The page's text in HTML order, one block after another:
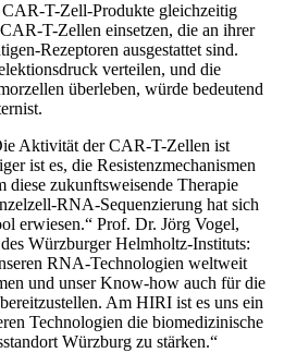
T-Zell-Produkte gleichzeitig
T-Zellen einsetzen, die an ihrer
Rezeptoren ausgestattet sind.
verteilen, und die
überleben, würde bedeutend
Aktivität der CAR-T-Zellen ist
ist es, die Resistenzmechanismen
diese zukunftsweisende Therapie
RNA-Sequenzierung hat sich
erwiesen.“ Prof. Dr. Jörg Vogel,
Würzburger Helmholtz-Instituts:
RNA-Technologien weltweit
und unser Know-how auch für die
Am HIRI ist es uns ein
Technologien die biomedizinische
Würzburg zu stärken.“